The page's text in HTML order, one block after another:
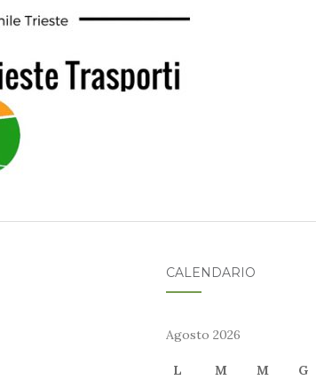
CALENDARIO
Agosto 2026
L M M G